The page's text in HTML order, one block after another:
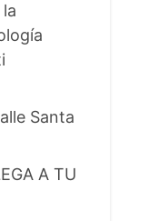
Santa
A TU